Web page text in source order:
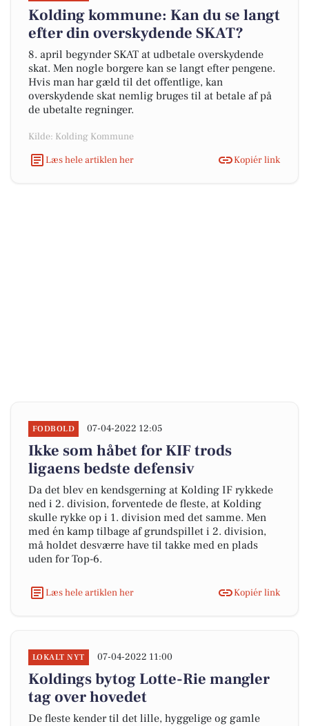
Kolding kommune: Kan du se langt
efter din overskydende SKAT?
8. april begynder SKAT at udbetale overskydende
skat. Men nogle borgere kan se langt efter pengene.
Hvis man har gæld til det offentlige, kan
overskydende skat nemlig bruges til at betale af på
de ubetalte regninger.
Kilde: Kolding Kommune
Læs hele artiklen her
Kopiér link
FODBOLD 07-04-2022 12:05
Ikke som håbet for KIF trods
ligaens bedste defensiv
Da det blev en kendsgerning at Kolding IF rykkede
ned i 2. division, forventede de fleste, at Kolding
skulle rykke op i 1. division med det samme. Men
med én kamp tilbage af grundspillet i 2. division,
må holdet desværre have til takke med en plads
uden for Top-6.
Læs hele artiklen her Kopiér link
LOKALT NYT 07-04-2022 11:00
Koldings bytog Lotte-Rie mangler
tag over hovedet
De fleste kender til det lille, hyggelige og gamle